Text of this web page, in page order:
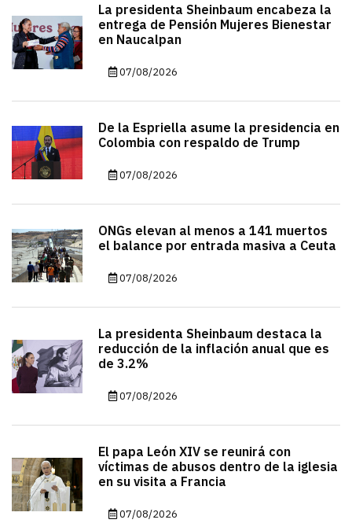
La presidenta Sheinbaum encabeza la
entrega de Pensión Mujeres Bienestar
en Naucalpan
07/08/2026
De la Espriella asume la presidencia en
Colombia con respaldo de Trump
07/08/2026
ONGs elevan al menos a 141 muertos
el balance por entrada masiva a Ceuta
07/08/2026
La presidenta Sheinbaum destaca la
reducción de la inflación anual que es
de 3.2%
07/08/2026
El papa León XIV se reunirá con
víctimas de abusos dentro de la iglesia
en su visita a Francia
07/08/2026